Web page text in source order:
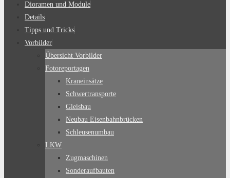
Dioramen und Module
Details
Tipps und Tricks
Vorbilder
Übersicht Vorbilder
Fotoreportagen
Kraneinsätze
Schwertransporte
Gleisbau
Neubau Eisenbahnbrücken
Schleusenumbau
LKW
Zugmaschinen
Sonderaufbauten